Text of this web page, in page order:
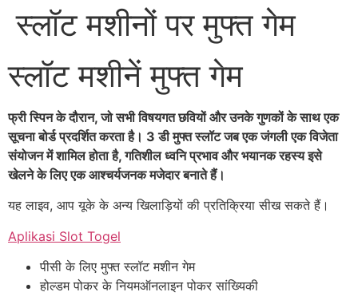
स्लॉट मशीनों पर मुफ्त गेम
स्लॉट मशीनें मुफ्त गेम
फ्री स्पिन के दौरान, जो सभी विषयगत छवियों और उनके गुणकों के साथ एक
सूचना बोर्ड प्रदर्शित करता है। 3 डी मुफ्त स्लॉट जब एक जंगली एक विजेता
संयोजन में शामिल होता है, गतिशील ध्वनि प्रभाव और भयानक रहस्य इसे
खेलने के लिए एक आश्चर्यजनक मजेदार बनाते हैं।
यह लाइव, आप यूके के अन्य खिलाड़ियों की प्रतिक्रिया सीख सकते हैं।
Aplikasi Slot Togel
पीसी के लिए मुफ्त स्लॉट मशीन गेम
होल्डम पोकर के नियमऑनलाइन पोकर सांख्यिकी